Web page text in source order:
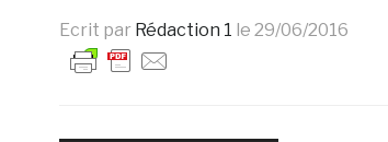
Ecrit par Rédaction 1 le 29/06/2016